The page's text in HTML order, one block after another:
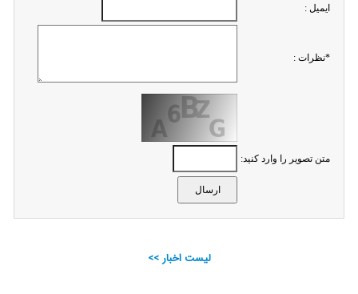
ايميل :
*نظرات :
متن تصویر را وارد کنید:
لیست اخبار >>